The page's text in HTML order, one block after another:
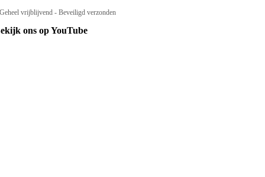
Geheel vrijblijvend - Beveiligd verzonden
ons op YouTube